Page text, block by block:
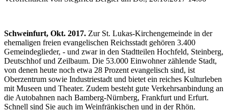
Schweinfurt, Okt. 2017. Zur St. Lukas-Kirchengemeinde in der
ehemaligen freien evangelischen Reichsstadt gehören 3.400
Gemeindeglieder, - und zwar in den Stadtteilen Hochfeld, Steinberg,
Deutschhof und Zeilbaum. Die 53.000 Einwohner zählende Stadt,
von denen heute noch etwa 28 Prozent evangelisch sind, ist
Oberzentrum sowie Industriestadt und bietet ein reiches Kulturleben
mit Museen und Theater. Zudem besteht gute Verkehrsanbindung an
die Autobahnen nach Bamberg-Nürnberg, Frankfurt und Erfurt.
Schnell sind Sie auch im Weinfränkischen und in der Rhön.